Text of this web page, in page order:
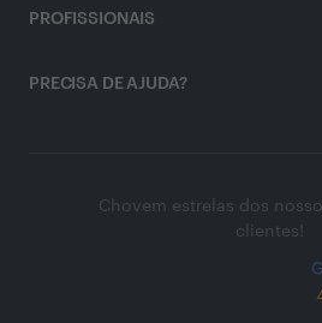
PROFISSIONAIS
PRECISA DE AJUDA?
Chovem estrelas dos
clientes!